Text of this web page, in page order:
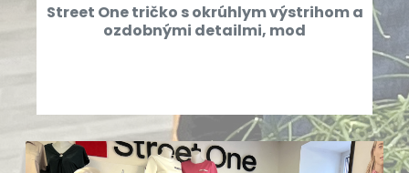
Street One tričko s okrúhlym výstrihom a
ozdobnými detailmi, mod